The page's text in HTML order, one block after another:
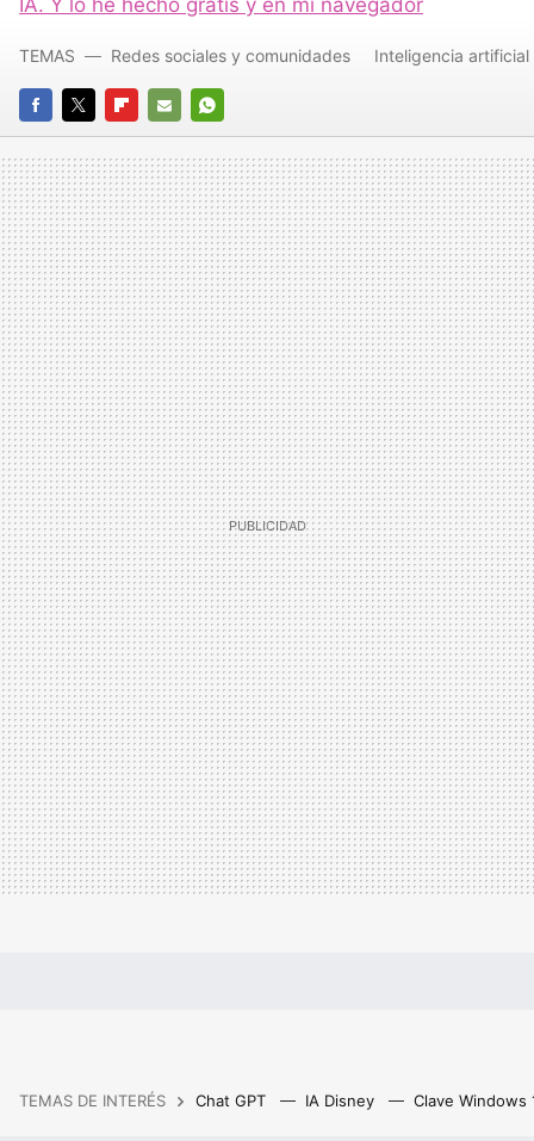
IA. Y lo he hecho gratis y en mi navegador
FACEBOOK
TWITTERFLIPBOARD
E-
MAIL
WHATSAPP
TEMAS Redes sociales y comunidades Inteligencia artificial
TEMAS DE INTERÉS Chat GPT IA Disney Clave Windows